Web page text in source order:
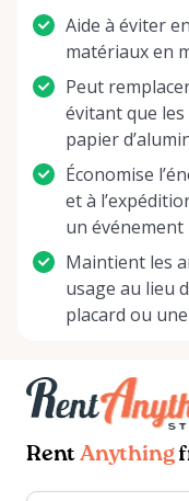
Aide à éviter
matériaux en
Peut
évitant que
papier
Économise
et à
un événement
Maintient les
usage au lieu
placard ou
Rent Anything